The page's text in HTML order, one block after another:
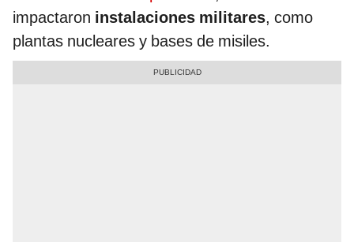
impactaron instalaciones militares, como
plantas nucleares y bases de misiles.